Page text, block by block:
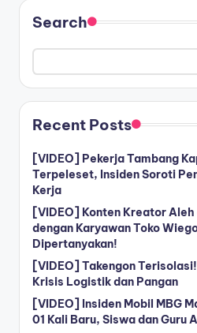
Search
Recent Posts
[VIDEO] Pekerja Tambang
Terpeleset, Insiden Soroti
Kerja
[VIDEO] Konten Kreator
dengan Karyawan Toko
Dipertanyakan!
[VIDEO] Takengon
Krisis Logistik dan Pangan
[VIDEO] Insiden Mobil MBG
01 Kali Baru, Siswa dan Guru